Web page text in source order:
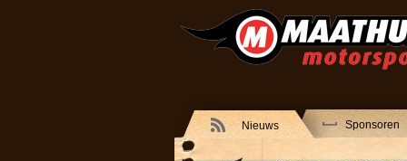
Nieuws Sponsoren